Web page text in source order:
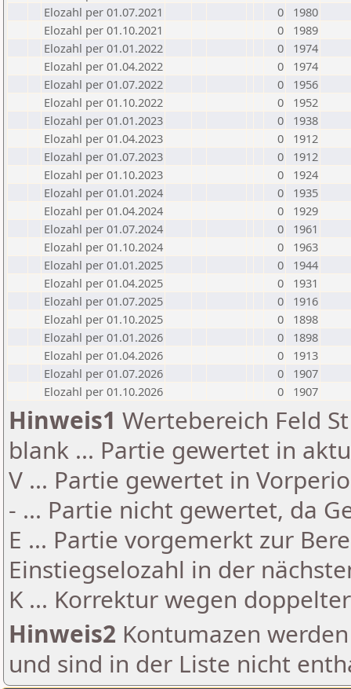
Elozahl per 01.07.2021
0
1980
Elozahl per 01.10.2021
0
1989
Elozahl per 01.01.2022
0
1974
Elozahl per 01.04.2022
0
1974
Elozahl per 01.07.2022
0
1956
Elozahl per 01.10.2022
0
1952
Elozahl per 01.01.2023
0
1938
Elozahl per 01.04.2023
0
1912
Elozahl per 01.07.2023
0
1912
Elozahl per 01.10.2023
0
1924
Elozahl per 01.01.2024
0
1935
Elozahl per 01.04.2024
0
1929
Elozahl per 01.07.2024
0
1961
Elozahl per 01.10.2024
0
1963
Elozahl per 01.01.2025
0
1944
Elozahl per 01.04.2025
0
1931
Elozahl per 01.07.2025
0
1916
Elozahl per 01.10.2025
0
1898
Elozahl per 01.01.2026
0
1898
Elozahl per 01.04.2026
0
1913
Elozahl per 01.07.2026
0
1907
Elozahl per 01.10.2026
0 1907
Hinweis1 Wertebereich Feld
blank ... Partie gewertet in
V ... Partie gewertet in
- ... Partie nicht gewertet, da
E ... Partie vorgemerkt zur
Einstiegselozahl in der
K ... Korrektur wegen
Hinweis2 Kontumazen
und sind in der Liste nicht